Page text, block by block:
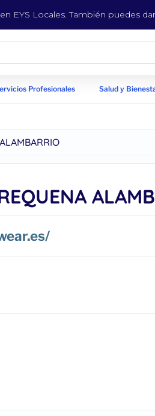
EYS Locales. También puedes
Profesionales Salud y